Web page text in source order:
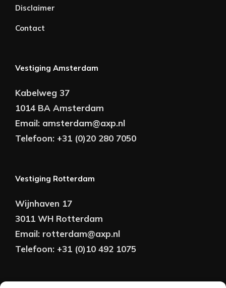
Disclaimer
Contact
Vestiging Amsterdam
Kabelweg 37
1014 BA Amsterdam
Email: amsterdam@axp.nl
Telefoon: +31 (0)20 280 7050
Vestiging Rotterdam
Wijnhaven 17
3011 WH Rotterdam
Email: rotterdam@axp.nl
Telefoon: +31 (0)10 492 1075